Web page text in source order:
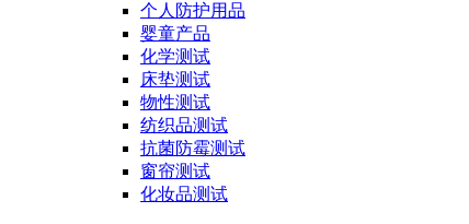
个人防护用品
婴童产品
化学测试
床垫测试
物性测试
纺织品测试
抗菌防霉测试
窗帘测试
化妆品测试